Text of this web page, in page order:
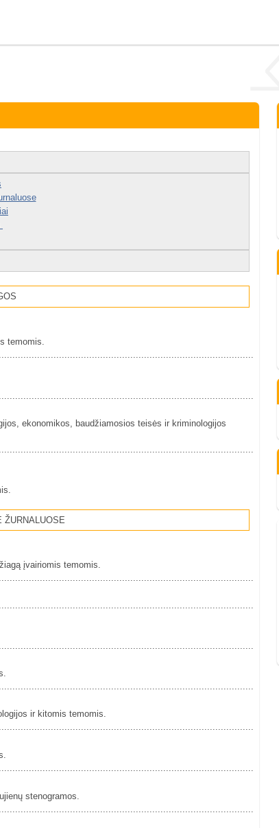
temomis.
ekonomikos, baudžiamosios teisės ir kriminologijos
ŽURNALUOSE
įvairiomis temomis.
ir kitomis temomis.
stenogramos.